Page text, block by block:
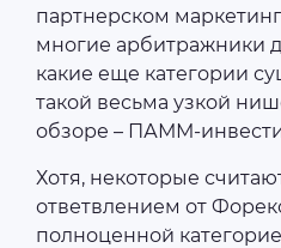
партнерском
многие арбитражники
какие еще категории
такой весьма узкой
обзоре – ПАММ-
Хотя, некоторые
ответвлением от
полноценной